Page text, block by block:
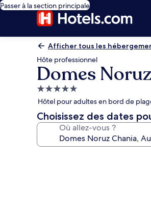
Passer à la section principale
Afficher tous les
Hôte professionnel
Domes
Hébergement
5.0 étoiles
Hôtel pour adultes en bord de
Choisissez des dates
Où allez-vous ?